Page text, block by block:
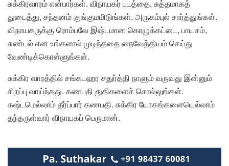
சுக்கிரவாரம் என்பார்கள். விநாயகர் படத்தை, சுத்தமாகத்
துடைத்து, சந்தனம் குங்குமமிடுங்கள். அருகம்புல் சார்த்துங்கள்.
விநாயகருக்கு ரொம்பவே இஷ்டமான கொழுக்கட்டை, பாயசம்,
சுண்டல் என உங்களால் முடிந்ததை நைவேத்தியம் செய்து
வேண்டிக்கொள்ளுங்கள்.
சுக்கிர வாரத்தில் சங்கடஹர சதுர்த்தி நாளும் வருவது இன்னும்
சிறப்பு வாய்ந்தது. கணபதி துதிகளைச் சொல்லுங்கள்.
கஷ்டமெல்லாம் தீர்ப்பார் கணபதி. சுக்கிர யோகங்களையெல்லாம்
தந்தருள்வார் விநாயகப் பெருமான்.